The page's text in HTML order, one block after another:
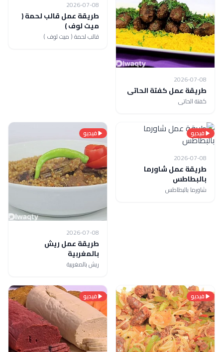
2026-07-08
طريقة عمل كفتة الحاتى
كفتة الحاتى
2026-07-08
طريقة عمل قالب لحمة (
ميت لوف )
قالب لحمة ( ميت لوف )
فيديو
2026-07-08
طريقة عمل شاورما
بالبطاطس
شاورما بالبطاطس
فيديو
2026-07-08
طريقة عمل ريش
بالمغربية
ريش بالمغربية
فيديو فيديو